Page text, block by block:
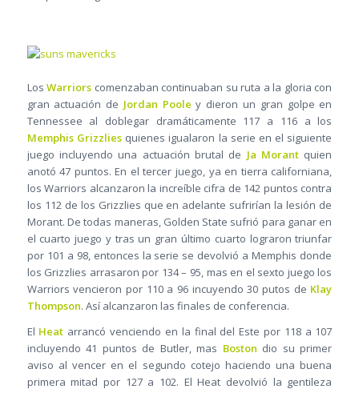
LosWarriors comenzaban continuaban su ruta a la gloria con
gran actuación de Jordan Poole y dieron un gran golpe en
Tennessee al doblegar dramáticamente 117 a 116 a los
Memphis Grizzliesquienes igualaron la serie en el siguiente
juego incluyendo una actuación brutal de Ja Morant quien
anotó 47 puntos. En el tercer juego, ya en tierra californiana,
los Warriors alcanzaron la increíble cifra de 142 puntos contra
los 112 de los Grizzlies que en adelante sufrirían la lesión de
Morant. De todas maneras, Golden State sufrió para ganar en
el cuarto juego y tras un gran último cuarto lograron triunfar
por 101 a 98, entonces la serie se devolvió a Memphis donde
los Grizzlies arrasaron por 134 – 95, mas en el sexto juego los
Warriors vencieron por 110 a 96 incuyendo 30 putos de Klay
Thompson. Así alcanzaron las finales de conferencia.
El Heat arrancó venciendo en la final del Este por 118 a 107
incluyendo 41 puntos de Butler, mas Boston dio su primer
aviso al vencer en el segundo cotejo haciendo una buena
primera mitad por 127 a 102. El Heat devolvió la gentileza